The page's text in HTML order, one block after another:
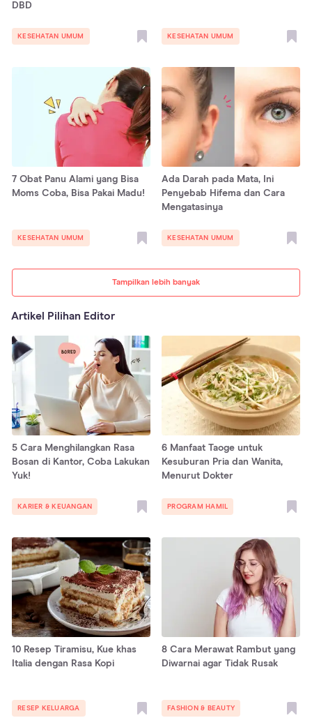
Tampilkan lebih banyak
DBD
KESEHATAN UMUM KESEHATAN UMUM
7 Obat Panu Alami yang Bisa
Moms Coba, Bisa Pakai Madu!
KESEHATAN UMUM
Ada Darah pada Mata, Ini
Penyebab Hifema dan Cara
Mengatasinya
KESEHATAN UMUM
Artikel Pilihan Editor
5 Cara Menghilangkan Rasa
Bosan di Kantor, Coba Lakukan
Yuk!
KARIER & KEUANGAN
6 Manfaat Taoge untuk
Kesuburan Pria dan Wanita,
Menurut Dokter
PROGRAM HAMIL
10 Resep Tiramisu, Kue khas
Italia dengan Rasa Kopi
RESEP KELUARGA
8 Cara Merawat Rambut yang
Diwarnai agar Tidak Rusak
FASHION & BEAUTY